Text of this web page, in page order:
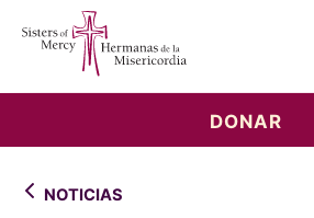
DONAR
NOTICIAS